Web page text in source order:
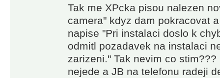
Tak me XPcka pisou nalezen
camera" kdyz dam pokracovat
napise "Pri instalaci doslo k
odmitl pozadavek na instalaci
zarizeni." Tak nevim co
nejede a JB na telefonu radeji